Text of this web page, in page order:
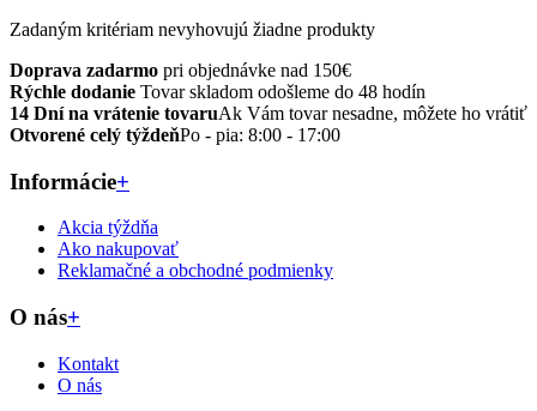
Zadaným kritériam nevyhovujú žiadne produkty
Doprava zadarmo pri objednávke nad 150€
Rýchle dodanie Tovar skladom odošleme do 48 hodín
14 Dní na vrátenie tovaruAk Vám tovar nesadne, môžete ho vrátiť
Otvorené celý týždeňPo - pia: 8:00 - 17:00
Informácie+
Akcia týždňa
Ako nakupovať
Reklamačné a obchodné podmienky
O nás+
Kontakt
O nás